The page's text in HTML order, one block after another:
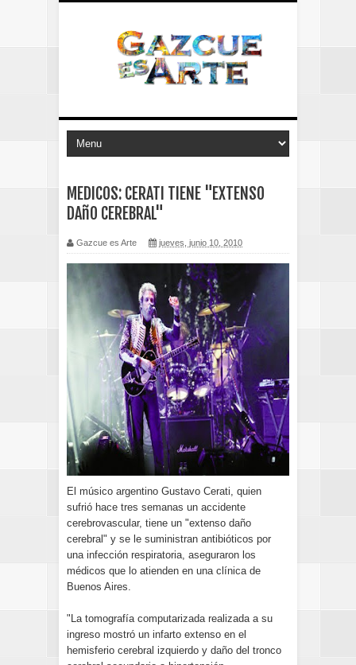
MEDICOS: CERATI TIENE "EXTENSO
DAñO CEREBRAL"
Gazcue es Arte jueves, junio 10, 2010
El músico argentino Gustavo Cerati, quien
sufrió hace tres semanas un accidente
cerebrovascular, tiene un "extenso daño
cerebral" y se le suministran antibióticos por
una infección respiratoria, aseguraron los
médicos que lo atienden en una clínica de
Buenos Aires.
"La tomografía computarizada realizada a su
ingreso mostró un infarto extenso en el
hemisferio cerebral izquierdo y daño del tronco